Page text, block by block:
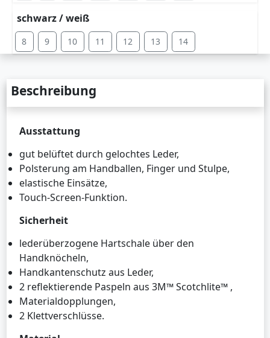
schwarz / weiß
8 9 10 11 12 13 14
Beschreibung
Ausstattung
gut belüftet durch gelochtes Leder,
Polsterung am Handballen, Finger und Stulpe,
elastische Einsätze,
Touch-Screen-Funktion.
Sicherheit
lederüberzogene Hartschale über den
Handknöcheln,
Handkantenschutz aus Leder,
2 reflektierende Paspeln aus 3M™ Scotchlite™ ,
Materialdopplungen,
2 Klettverschlüsse.